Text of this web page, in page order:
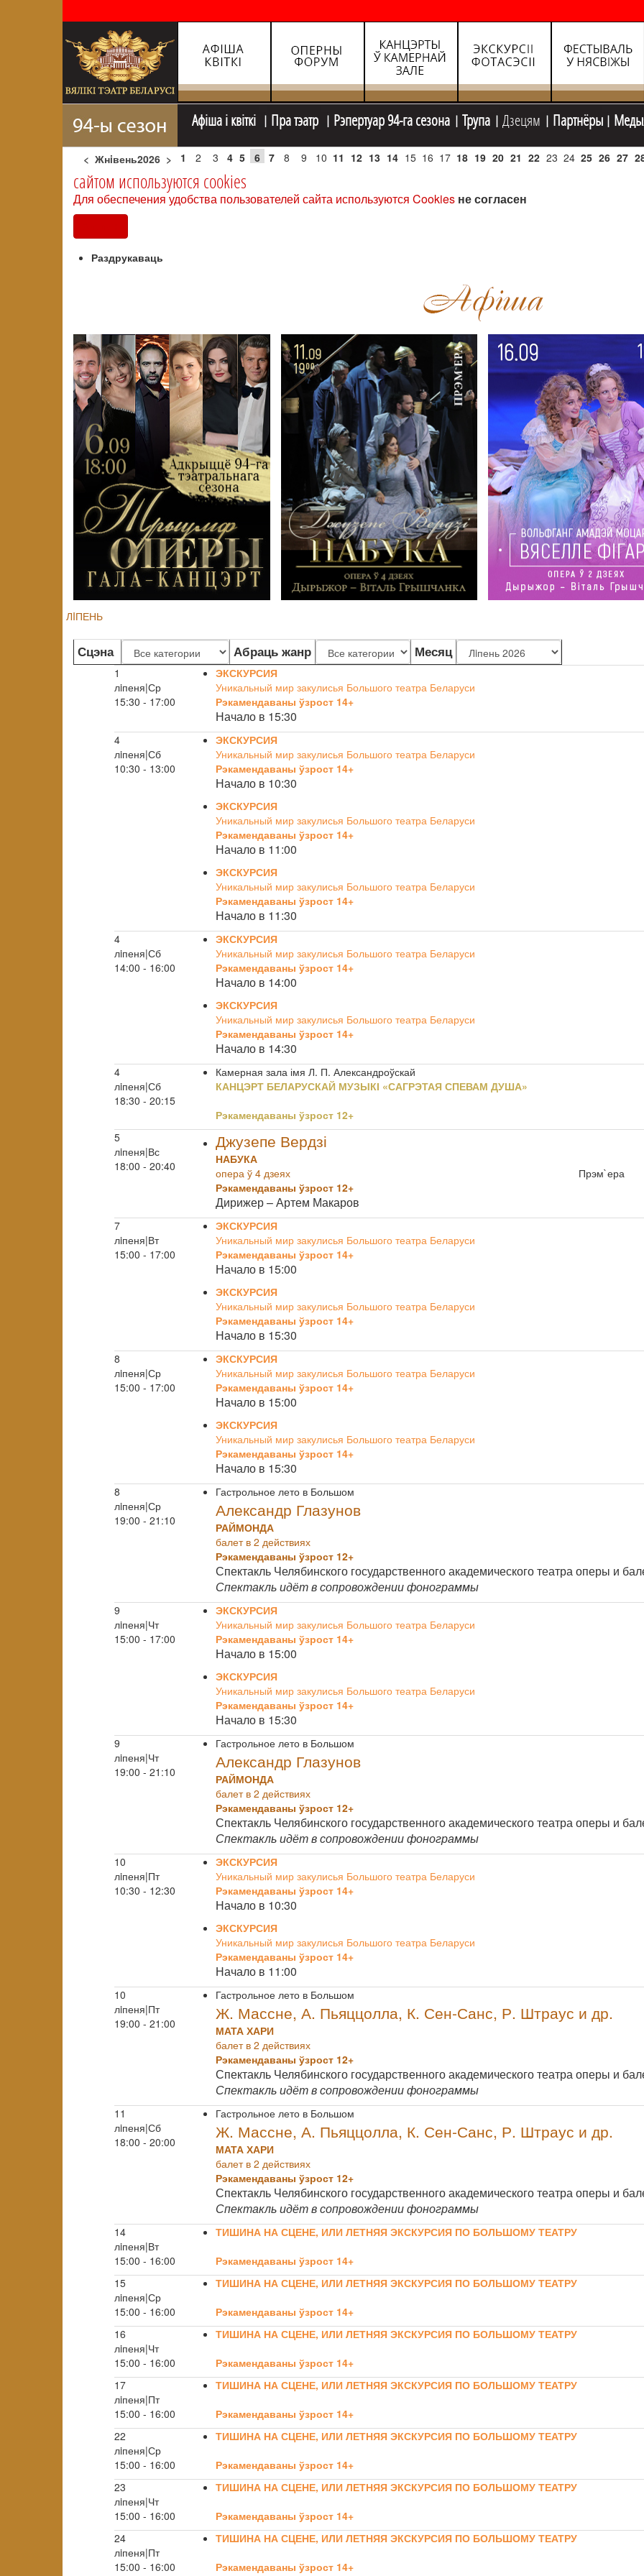
Афiша i квiткi Пра тэатр Рэпертуар 94-га сезона Трупа Дзецям Партнёры
< Жнiвень2026 > 1 2 3 4 5 6 7 8 9 10 11 12 13 14 15 16 17 18 19 20 21 22 23 24 25 26 27
сайтом используются cookies
Для обеспечения удобства пользователей сайта используются Cookies не согласен
Раздрукаваць
ЛIПЕНЬ
Сцэна Абраць жанр Месяц
1
лiпеня|Ср
15:30 - 17:00
ЭКСКУРСИЯ
Уникальный мир закулисья Большого театра Беларуси
Рэкамендаваны ўзрост 14+
Начало в 15:30
4
лiпеня|Сб
10:30 - 13:00
ЭКСКУРСИЯ
Уникальный мир закулисья Большого театра Беларуси
Рэкамендаваны ўзрост 14+
Начало в 10:30
ЭКСКУРСИЯ
Уникальный мир закулисья Большого театра Беларуси
Рэкамендаваны ўзрост 14+
Начало в 11:00
ЭКСКУРСИЯ
Уникальный мир закулисья Большого театра Беларуси
Рэкамендаваны ўзрост 14+
Начало в 11:30
4
лiпеня|Сб
14:00 - 16:00
ЭКСКУРСИЯ
Уникальный мир закулисья Большого театра Беларуси
Рэкамендаваны ўзрост 14+
Начало в 14:00
ЭКСКУРСИЯ
Уникальный мир закулисья Большого театра Беларуси
Рэкамендаваны ўзрост 14+
Начало в 14:30
4
лiпеня|Сб
18:30 - 20:15
Камерная зала імя Л. П. Александроўскай
КАНЦЭРТ БЕЛАРУСКАЙ МУЗЫКІ «САГРЭТАЯ СПЕВАМ ДУША»
Рэкамендаваны ўзрост 12+
5
лiпеня|Вс
18:00 - 20:40
Джузепе Вердзі
НАБУКА
Прэм`ера
опера ў 4 дзеях
Рэкамендаваны ўзрост 12+
Дирижер – Артем Макаров
7
лiпеня|Вт
15:00 - 17:00
ЭКСКУРСИЯ
Уникальный мир закулисья Большого театра Беларуси
Рэкамендаваны ўзрост 14+
Начало в 15:00
ЭКСКУРСИЯ
Уникальный мир закулисья Большого театра Беларуси
Рэкамендаваны ўзрост 14+
Начало в 15:30
8
лiпеня|Ср
15:00 - 17:00
ЭКСКУРСИЯ
Уникальный мир закулисья Большого театра Беларуси
Рэкамендаваны ўзрост 14+
Начало в 15:00
ЭКСКУРСИЯ
Уникальный мир закулисья Большого театра Беларуси
Рэкамендаваны ўзрост 14+
Начало в 15:30
8
лiпеня|Ср
19:00 - 21:10
Гастрольное лето в Большом
Александр Глазунов
РАЙМОНДА
балет в 2 действиях
Рэкамендаваны ўзрост 12+
Спектакль Челябинского государственного академического театра оперы и
Спектакль идёт в сопровождении фонограммы
9
лiпеня|Чт
15:00 - 17:00
ЭКСКУРСИЯ
Уникальный мир закулисья Большого театра Беларуси
Рэкамендаваны ўзрост 14+
Начало в 15:00
ЭКСКУРСИЯ
Уникальный мир закулисья Большого театра Беларуси
Рэкамендаваны ўзрост 14+
Начало в 15:30
9
лiпеня|Чт
19:00 - 21:10
Гастрольное лето в Большом
Александр Глазунов
РАЙМОНДА
балет в 2 действиях
Рэкамендаваны ўзрост 12+
Спектакль Челябинского государственного академического театра оперы и
Спектакль идёт в сопровождении фонограммы
10
лiпеня|Пт
10:30 - 12:30
ЭКСКУРСИЯ
Уникальный мир закулисья Большого театра Беларуси
Рэкамендаваны ўзрост 14+
Начало в 10:30
ЭКСКУРСИЯ
Уникальный мир закулисья Большого театра Беларуси
Рэкамендаваны ўзрост 14+
Начало в 11:00
10
лiпеня|Пт
19:00 - 21:00
Гастрольное лето в Большом
Ж. Массне, А. Пьяццолла, К. Сен-Санс, Р. Штраус и др.
МАТА ХАРИ
балет в 2 действиях
Рэкамендаваны ўзрост 12+
Спектакль Челябинского государственного академического театра оперы и
Спектакль идёт в сопровождении фонограммы
11
лiпеня|Сб
18:00 - 20:00
Гастрольное лето в Большом
Ж. Массне, А. Пьяццолла, К. Сен-Санс, Р. Штраус и др.
МАТА ХАРИ
балет в 2 действиях
Рэкамендаваны ўзрост 12+
Спектакль Челябинского государственного академического театра оперы и
Спектакль идёт в сопровождении фонограммы
14
лiпеня|Вт
15:00 - 16:00
ТИШИНА НА СЦЕНЕ, ИЛИ ЛЕТНЯЯ ЭКСКУРСИЯ ПО БОЛЬШОМУ ТЕАТРУ
Рэкамендаваны ўзрост 14+
15
лiпеня|Ср
15:00 - 16:00
ТИШИНА НА СЦЕНЕ, ИЛИ ЛЕТНЯЯ ЭКСКУРСИЯ ПО БОЛЬШОМУ ТЕАТРУ
Рэкамендаваны ўзрост 14+
16
лiпеня|Чт
15:00 - 16:00
ТИШИНА НА СЦЕНЕ, ИЛИ ЛЕТНЯЯ ЭКСКУРСИЯ ПО БОЛЬШОМУ ТЕАТРУ
Рэкамендаваны ўзрост 14+
17
лiпеня|Пт
15:00 - 16:00
ТИШИНА НА СЦЕНЕ, ИЛИ ЛЕТНЯЯ ЭКСКУРСИЯ ПО БОЛЬШОМУ ТЕАТРУ
Рэкамендаваны ўзрост 14+
22
лiпеня|Ср
15:00 - 16:00
ТИШИНА НА СЦЕНЕ, ИЛИ ЛЕТНЯЯ ЭКСКУРСИЯ ПО БОЛЬШОМУ ТЕАТРУ
Рэкамендаваны ўзрост 14+
23
лiпеня|Чт
15:00 - 16:00
ТИШИНА НА СЦЕНЕ, ИЛИ ЛЕТНЯЯ ЭКСКУРСИЯ ПО БОЛЬШОМУ ТЕАТРУ
Рэкамендаваны ўзрост 14+
24
лiпеня|Пт
15:00 - 16:00
ТИШИНА НА СЦЕНЕ, ИЛИ ЛЕТНЯЯ ЭКСКУРСИЯ ПО БОЛЬШОМУ ТЕАТРУ
Рэкамендаваны ўзрост 14+